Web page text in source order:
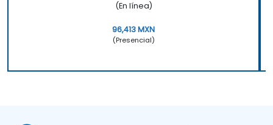
(En línea)
96,413 MXN
(Presencial)